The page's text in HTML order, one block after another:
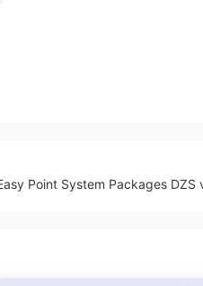
Point System Packages DZS